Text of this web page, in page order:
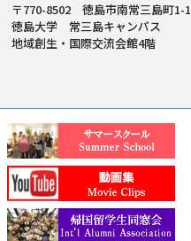
〒770-8502 徳島市南常三島町1-1
徳島大学 常三島キャンパス
地域創生・国際交流会館4階